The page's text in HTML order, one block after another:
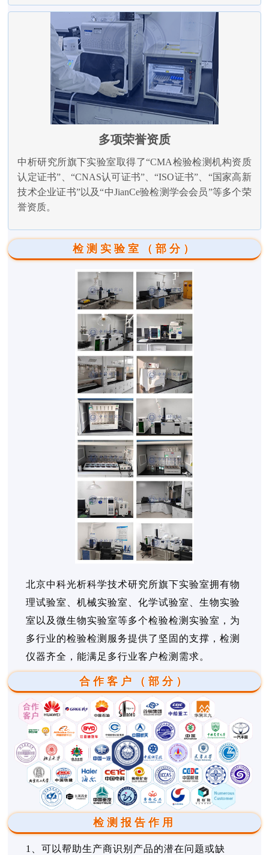
多项荣誉资质
中析研究所旗下实验室取得了“CMA检验检测机构资质
认定证书”、“CNAS认可证书”、“ISO证书”、“国家高新
技术企业证书”以及“中JianCe验检测学会会员”等多个荣
誉资质。
检测实验室（部分）
北京中科光析科学技术研究所旗下实验室拥有物
理试验室、机械实验室、化学试验室、生物实验
室以及微生物实验室等多个检验检测实验室，为
多行业的检验检测服务提供了坚固的支撑，检测
仪器齐全，能满足多行业客户检测需求。
合作客户（部分）
检测报告作用
1、可以帮助生产商识别产品的潜在问题或缺